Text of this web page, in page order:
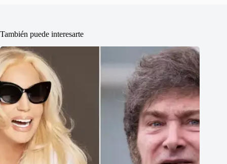
También puede interesarte